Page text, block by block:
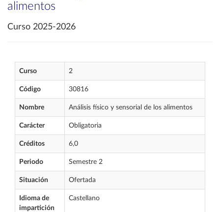
alimentos
Curso 2025-2026
Curso 2
Código 30816
Nombre Análisis físico y sensorial de los alimentos
Carácter Obligatoria
Créditos 6,0
Periodo Semestre 2
Situación Ofertada
Idioma de
impartición
Castellano